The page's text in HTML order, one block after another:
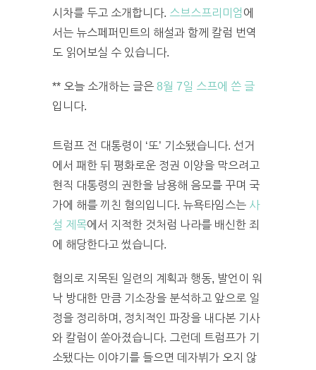
시차를 두고 소개합니다. 스브스프리미엄 에
서는 뉴스페퍼민트의 해설과 함께 칼럼 번역
도 읽어보실 수 있습니다.
** 오늘 소개하는 글은 8월 7일 스프에 쓴 글
입니다.
트럼프 전 대통령이 ‘또’ 기소됐습니다. 선거
에서 패한 뒤 평화로운 정권 이양을 막으려고
현직 대통령의 권한을 남용해 음모를 꾸며 국
가에 해를 끼친 혐의입니다. 뉴욕타임스는 사
설 제목에서 지적한 것처럼 나라를 배신한 죄
에 해당한다고 썼습니다.
혐의로 지목된 일련의 계획과 행동, 발언이 워
낙 방대한 만큼 기소장을 분석하고 앞으로 일
정을 정리하며, 정치적인 파장을 내다본 기사
와 칼럼이 쏟아졌습니다. 그런데 트럼프가 기
소됐다는 이야기를 들으면 데자뷔가 오지 않